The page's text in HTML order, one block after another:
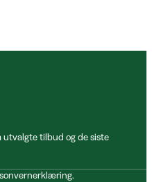
tilbud og de siste
.